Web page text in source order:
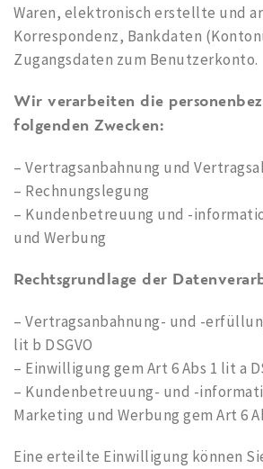
Waren, elektronisch erstellte und
Korrespondenz, Bankdaten
Zugangsdaten zum Benutzerkonto.
Wir verarbeiten die
folgenden Zwecken:
– Vertragsanbahnung und
– Rechnungslegung
– Kundenbetreuung und -
und Werbung
Rechtsgrundlage der
– Vertragsanbahnung- und -
lit b DSGVO
– Einwilligung gem Art 6 Abs 1 lit a
– Kundenbetreuung- und -
Marketing und Werbung gem Art 6
Eine erteilte Einwilligung können